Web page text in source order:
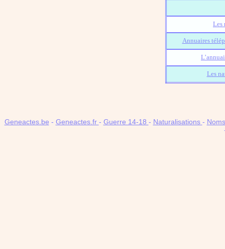
Les
Annuaires
Les
Geneactes.be - Geneactes.fr - Guerre 14-18 - Naturalisations -